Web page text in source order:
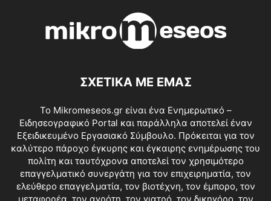
ΣΧΕΤΙΚΑ ΜΕ ΕΜΑΣ
Το Mikromeseos.gr είναι ένα Ενημερωτικό –
Ειδησεογραφικό Portal και παράλληλα αποτελεί έναν
Εξειδικευμένο Εργασιακό Σύμβουλο. Πρόκειται για τον
καλύτερο πάροχο έγκυρης και έγκαιρης ενημέρωσης του
πολίτη και ταυτόχρονα αποτελεί τον χρησιμότερο
επαγγελματικό συνεργάτη για τον επιχειρηματία, τον
ελεύθερο επαγγελματία, τον βιοτέχνη, τον έμπορο, τον
μεταφορέα, τον αγρότη, τον γιατρό, τον δικηγόρο, τον